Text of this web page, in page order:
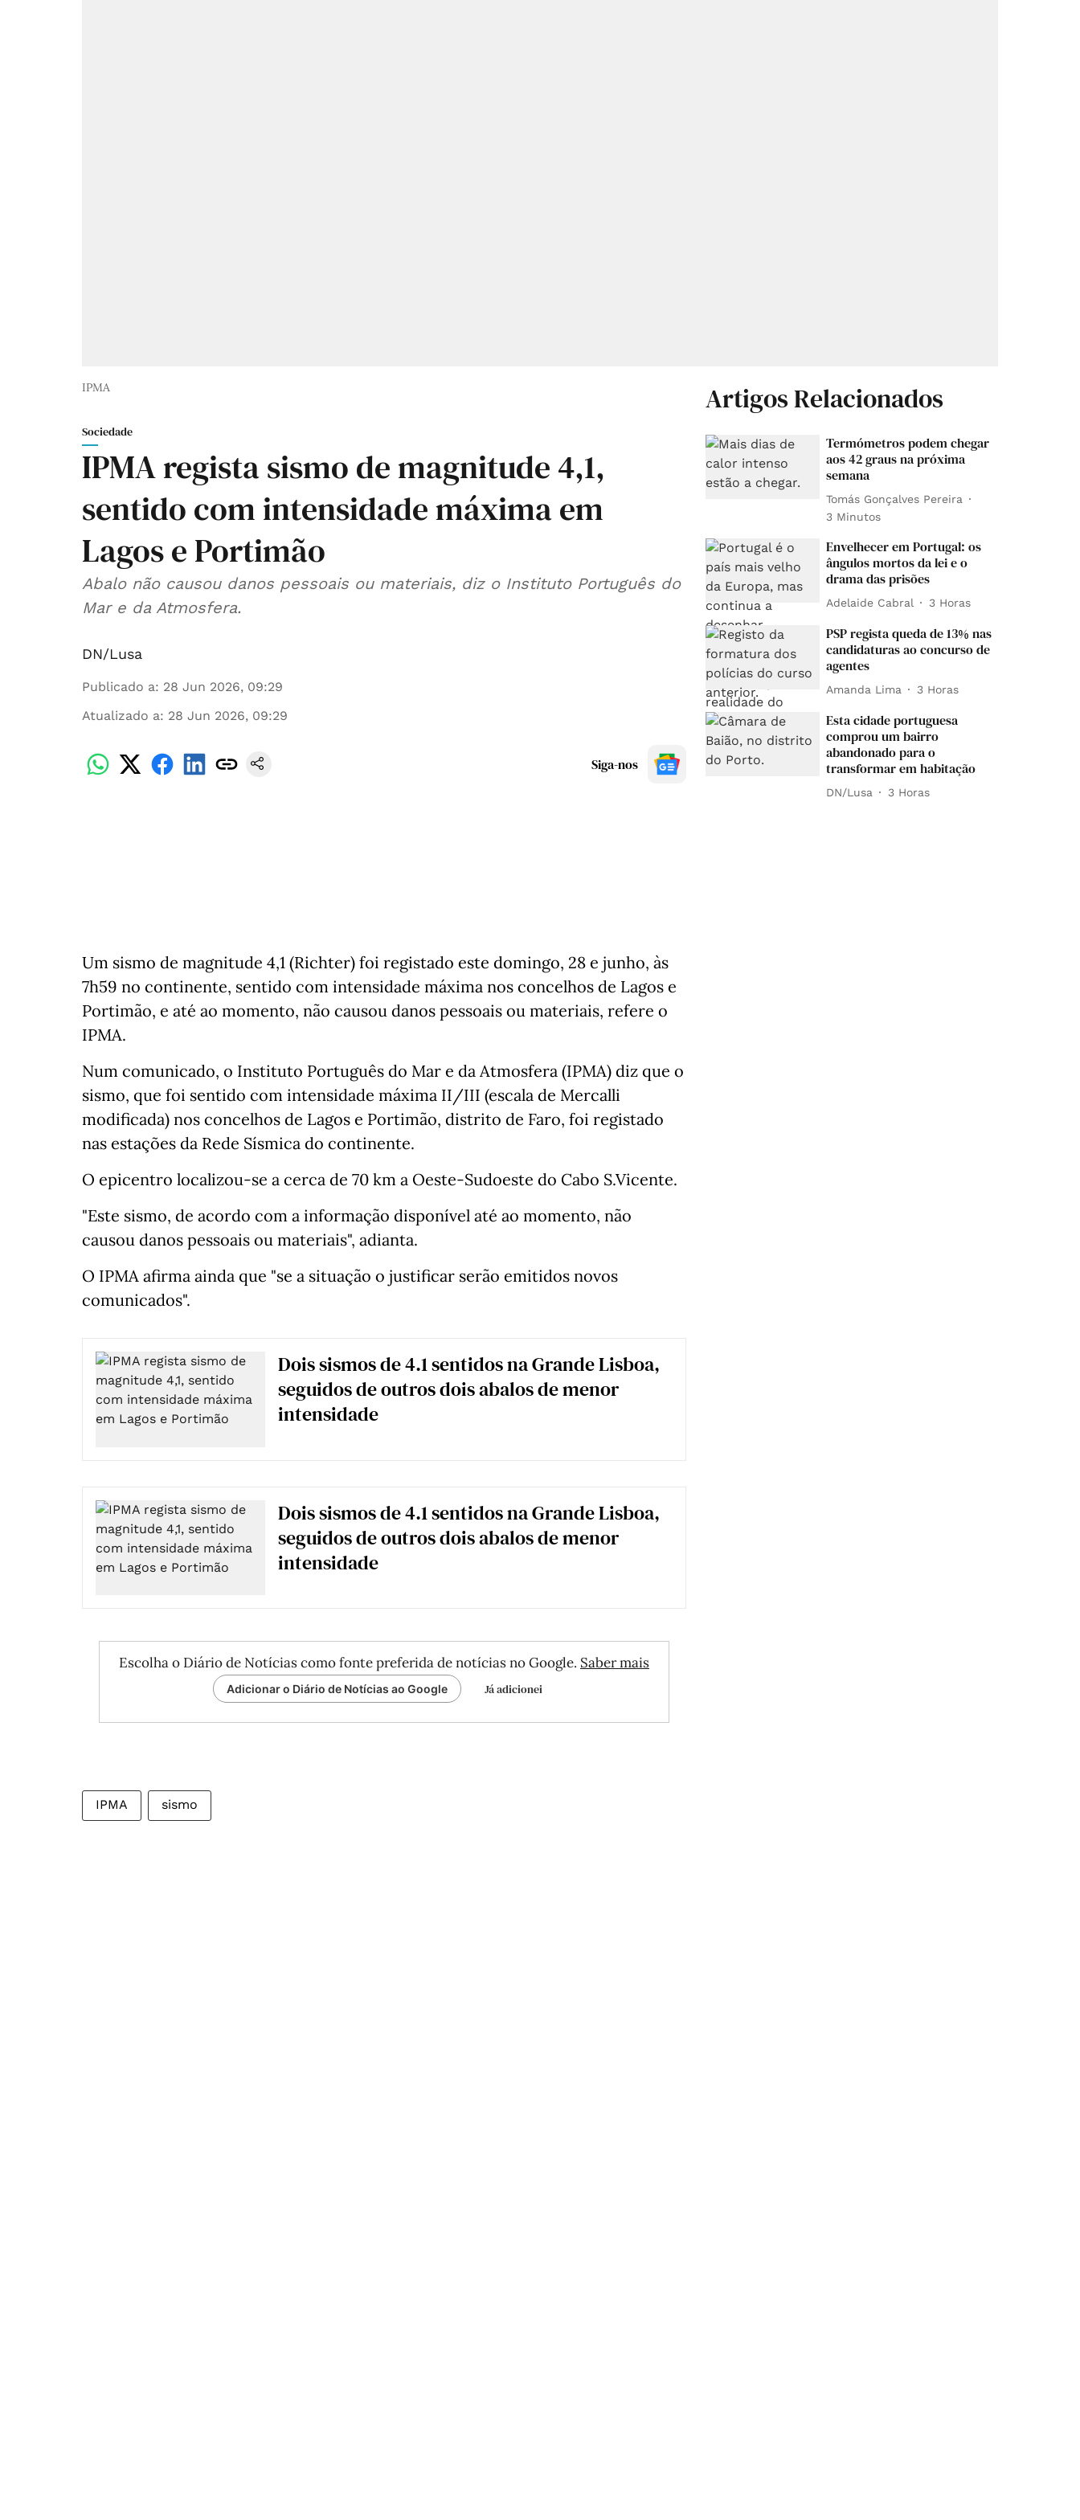
IPMA
Sociedade
IPMA regista sismo de magnitude 4,1,
sentido com intensidade máxima em
Lagos e Portimão
Abalo não causou danos pessoais ou materiais, diz o Instituto Português do
Mar e da Atmosfera.
DN/Lusa
Publicado a: 28 Jun 2026, 09:29
Atualizado a: 28 Jun 2026, 09:29
Siga-nos
Um sismo de magnitude 4,1 (Richter) foi registado este domingo, 28 e junho, às
7h59 no continente, sentido com intensidade máxima nos concelhos de Lagos e
Portimão, e até ao momento, não causou danos pessoais ou materiais, refere o
IPMA.
Num comunicado, o Instituto Português do Mar e da Atmosfera (IPMA) diz que o
sismo, que foi sentido com intensidade máxima II/III (escala de Mercalli
modificada) nos concelhos de Lagos e Portimão, distrito de Faro, foi registado
nas estações da Rede Sísmica do continente.
O epicentro localizou-se a cerca de 70 km a Oeste-Sudoeste do Cabo S.Vicente.
"Este sismo, de acordo com a informação disponível até ao momento, não
causou danos pessoais ou materiais", adianta.
O IPMA afirma ainda que "se a situação o justificar serão emitidos novos
comunicados".
Dois sismos de 4.1 sentidos na Grande Lisboa,
seguidos de outros dois abalos de menor
intensidade
Dois sismos de 4.1 sentidos na Grande Lisboa,
seguidos de outros dois abalos de menor
intensidade
Escolha o Diário de Notícias como fonte preferida de notícias no Google. Saber mais
Adicionar o Diário de Notícias ao Google Já adicionei
IPMA sismo
Artigos Relacionados
Termómetros podem chegar
aos 42 graus na próxima
semana
Tomás Gonçalves Pereira
3 Minutos
Envelhecer em Portugal: os
ângulos mortos da lei e o
drama das prisões
Adelaide Cabral 3 Horas
PSP regista queda de 13% nas
candidaturas ao concurso de
agentes
Amanda Lima 3 Horas
Esta cidade portuguesa
comprou um bairro
abandonado para o
transformar em habitação
DN/Lusa 3 Horas